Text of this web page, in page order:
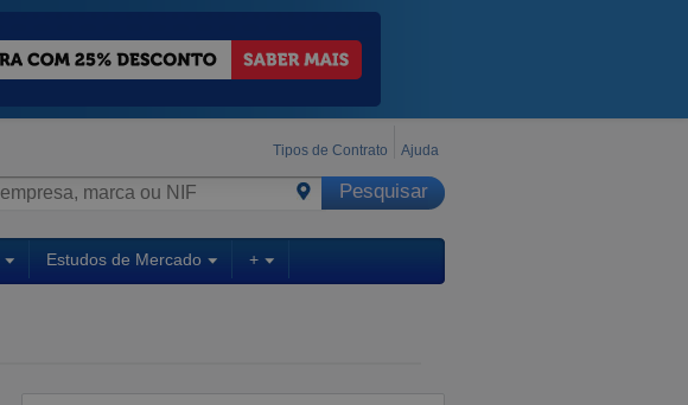
Tipos de Contrato Ajuda
Estudos de Mercado +